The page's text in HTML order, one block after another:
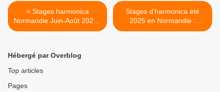
< Stages harmonica
Normandie Juin-Août 2025 :
Débutez au bord de l'eau !
Stages d'harmonica été
2025 en Normandie :
Réservez vos dates ! >
Hébergé par Overblog
Top articles
Pages